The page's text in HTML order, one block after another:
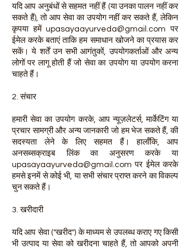
यदि आप अनुबंधों से सहमत नहीं हैं (या उनका पालन नहीं कर
सकते हैं), तो आप सेवा का उपयोग नहीं कर सकते हैं, लेकिन
कृपया हमेंupasayaayurveda@gmail.com पर
ईमेल करके बताएं ताकि हम समाधान खोजने का प्रयास कर
सकें। ये शर्तें उन सभी आगंतुकों, उपयोगकर्ताओं और अन्य
लोगों पर लागू होती हैं जो सेवा का उपयोग या उपयोग करना
चाहते हैं।
2. संचार
हमारी सेवा का उपयोग करके, आप न्यूज़लेटर्स, मार्केटिंग या
प्रचार सामग्री और अन्य जानकारी जो हम भेज सकते हैं, की
सदस्यता लेने के लिए सहमत हैं। हालाँकि, आप
अनसब्सक्राइब लिंक का अनुसरण करके या
upasayaayurveda@gmail.com पर ईमेल करके
हमसे इनमें से कोई भी, या सभी संचार प्राप्त करने का विकल्प
चुन सकते हैं।
3. खरीदारी
यदि आप सेवा ("खरीद") के माध्यम से उपलब्ध कराए गए किसी
भी उत्पाद या सेवा को खरीदना चाहते हैं, तो आपको अपनी